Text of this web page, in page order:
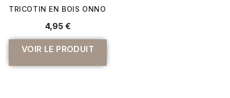
TRICOTIN EN BOIS ONNO - RICO DESIGN
4,95 €
VOIR LE PRODUIT